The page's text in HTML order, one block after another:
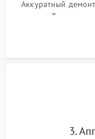
Аккуратный
кулеров.
с помощью
3.